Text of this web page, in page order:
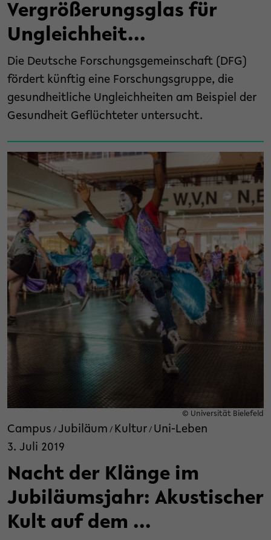
Vergrößerungsglas für
Ungleichheit...
Die Deutsche Forschungsgemeinschaft (DFG)
fördert künftig eine Forschungsgruppe, die
gesundheitliche Ungleichheiten am Beispiel der
Gesundheit Geflüchteter untersucht.
© Universität Bielefeld
Campus / Jubiläum / Kultur / Uni-Leben
3. Juli 2019
Nacht der Klänge im
Jubiläumsjahr: Akustischer
Kult auf dem ...